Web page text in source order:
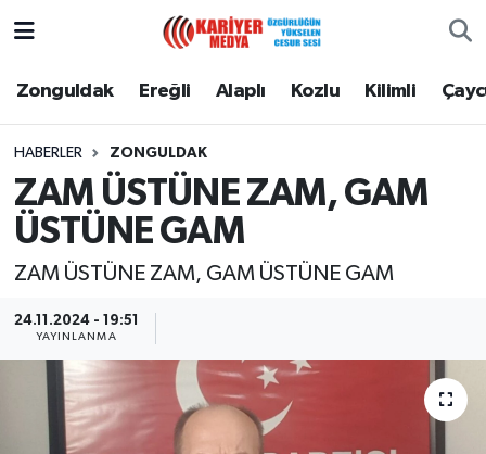
Zonguldak Ereğli Alaplı Kozlu Kilimli
HABERLER ZONGULDAK
ZAM ÜSTÜNE ZAM, GAM
ÜSTÜNE GAM
ZAM ÜSTÜNE ZAM, GAM ÜSTÜNE GAM
24.11.2024 - 19:51
YAYINLANMA
Zonguldak
Alaplı
Kozlu
Çaycuma
Gökçebey
Zonguldak Nöbetçi Eczaneler
Zonguldak Namaz Vakitleri
Zonguldak Trafik Yoğunluk Haritası
Tüm Manşetler
Son Dakika Haberleri